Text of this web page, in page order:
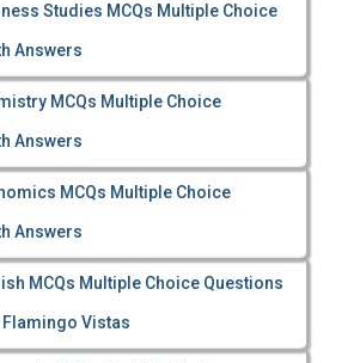
Studies MCQs Multiple Choice
Answers
MCQs Multiple Choice
Answers
MCQs Multiple Choice
Answers
MCQs Multiple Choice Questions
Vistas